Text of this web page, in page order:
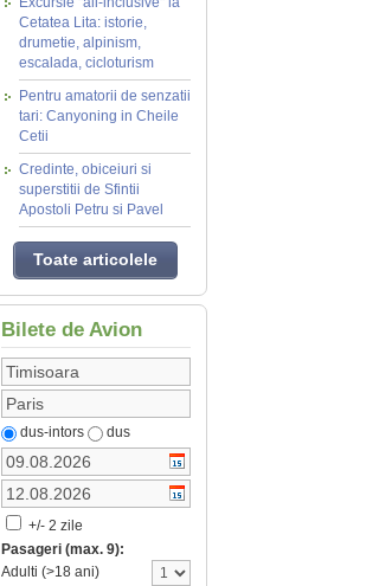
Cetatea Lita: istorie,
drumetie, alpinism,
escalada, cicloturism
Pentru amatorii de senzatii
tari: Canyoning in Cheile
Cetii
Credinte, obiceiuri si
superstitii de Sfintii
Apostoli Petru si Pavel
Toate articolele
Bilete de Avion
dus-intors dus
+/- 2 zile
Pasageri (max. 9):
Adulti (>18 ani)